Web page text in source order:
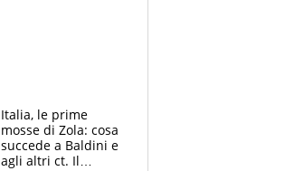
Italia, le prime
mosse di Zola: cosa
succede a Baldini e
agli altri ct. Il